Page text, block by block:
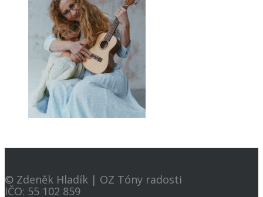
© Zdeněk Hladík | OZ Tóny radosti
IČO: 55 102 859